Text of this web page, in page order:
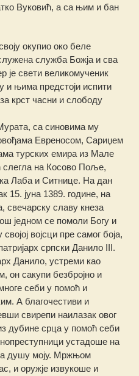
Вуковић, а са њим и бан
окупио око беле
служба Божја и сва
је свети великомученик
и њима предстоји испити
крст часни и слободу
са синовима му
Евреносом, Сариџем
турских емира из Мале
слегла на Косово Поље,
Лаба и Ситнице. На дан
15. јуна 1389. године, на
свечарску славу кнеза
једном се помоли Богу и
војсци пре самог боја,
српски Данило III.
Данило, устреми као
он сакупи безбројно и
себи у помоћ и
А благочестиви и
свирепи наилазак овог
дубине срца у помоћ себи
устадоше на
душу моју. Мржњом
и оружје извукоше и